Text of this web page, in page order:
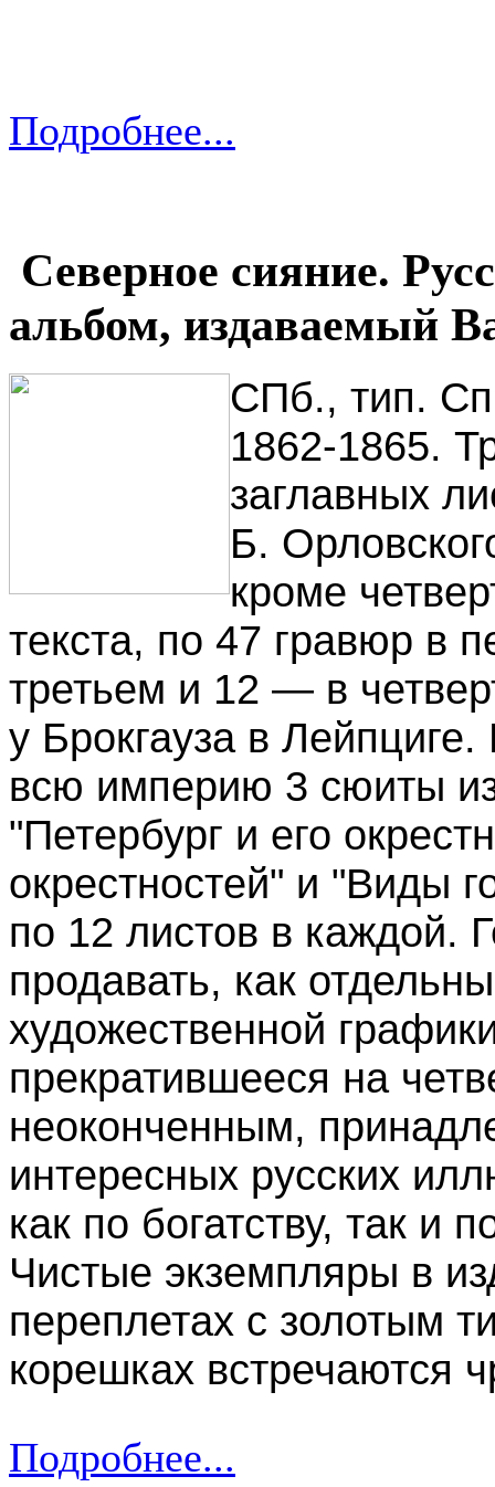
Подробнее...
Северное сияние.
альбом, издаваемый
СПб., тип.
1862-1865.
заглавных
Б.
кроме
текста, по 47 гравюр в
третьем и 12 — в
у Брокгауза в
всю империю 3 сюиты
"Петербург и его
окрестностей" и "Виды
по 12 листов в каждой.
продавать, как
художественной
прекратившееся на
неоконченным,
интересных русских
как по богатству, так и
Чистые экземпляры в
переплетах с золотым
корешках встречаются
Подробнее...